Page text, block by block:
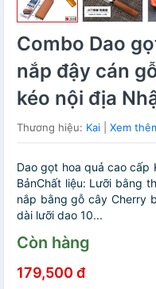
Combo Dao
nắp đậy cán
kéo nội địa
Thương hiệu: Kai Xem
Dao gọt hoa quả cao cấp
BảnChất liệu: Lưỡi bằng
nắp bằng gỗ cây Cherry
dài lưỡi dao 10...
Còn hàng
179,500 đ